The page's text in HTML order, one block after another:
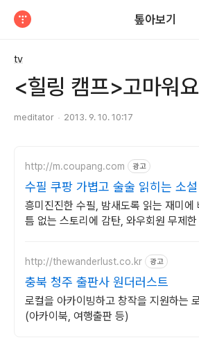
톺아보기
tv
<힐링 캠프>고마워
meditator 2013. 9. 10. 10:17
http://m.coupang.com 광고
수필 쿠팡 가볍고 술술 읽히는 소설
흥미진진한 수필, 밤새도록 읽는 재미에
틈 없는 스토리에 감탄, 와우회원 무제
http://thewanderlust.co.kr 광고
충북 청주 출판사 원더러스트
로컬을 아카이빙하고 창작을 지원하는
(아카이북, 여행출판 등)